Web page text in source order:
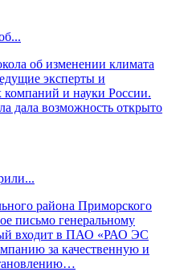
об изменении климата
эксперты и
компаний и науки России.
дала возможность открыто
района Приморского
письмо генеральному
входит в ПАО «РАО ЭС
за качественную и